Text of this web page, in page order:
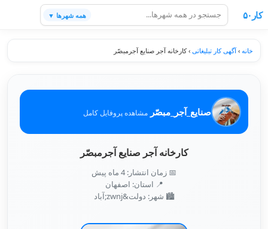
کار۵۰ همه شهرها ▼
خانه ›آگهی کار تبلیغاتی ›کارخانه آجر صنایع آجرمبصّر
صنایع_آجر_مبصّر مشاهده پروفایل کامل
کارخانه آجر صنایع آجرمبصّر
📅 زمان انتشار: 4 ماه پیش
📍 استان: اصفهان
🏙️ شهر: دولت&zwnj;آباد